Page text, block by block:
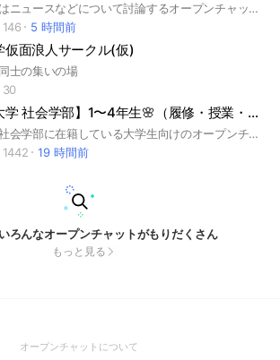
この部屋はニュースなどについて討論するオープンチャットです！ ～禁止事項～ ・即抜け ・メンバーに対する通報 ・その他「LINEオープンチャットの規約に違反する行為」 #オープンチャット#ライブトーク#ライト#話題#最新#雑談#政治#経済#政経#時事#世界#情勢#世界情勢#戦争#紛争#軍事#兵器#武器#災害#地震#津波#事件#未解決#考察#知識#教養#研究#勉強#学習#歴史#世界史#日本史#哲学#倫理学#論理#総選挙#衆院選#参院選#右派#左派#極右#極左#中庸#中道派#リベラル派#タカ派#ハト派#親米#反米#親露#反露#親中#反中#親韓#嫌韓#思想#愛国#憂国#革新#革命#議論#言論#国政#権威主義#専制主義#民主主義#自由民主主義#社会主義#共産主義#改憲#護憲#憲法改正#構造改革#財務省#増税#減税#円安#国防#自衛隊#核兵器#原発#領土問題#拉致被害者#副首都構想#多様性#同性婚#LGBTQ#コロナ#反ワク#陰謀論#チャットGPT#海外旅行#インボイス制度#投資#案件#宣伝#株#新NISA#政党#自民党#日本維新の会#国民民主党#中道改革連合#参政党#日本保守党#チームみらい#日本第一党#NHK党#幸福実現党#日本共産党#れいわ新選組#社民党#再生の道#中国共産党#民主党#共和党#MAGA#関税#環境問題#SDGs#カーボンニュートラル#CO2削減#天皇#皇室#宮家#神事#神道#宗教#仏教#イスラム#シーア派#スンニ派#キリスト#ユダヤ#シオニスト#シオニズム#ソビエト#ナチス#初心者#未成年#差別#技能実習制度#クルド人問題#裏金問題#経団連#日教組#幸福の科学#創価学会#統一教会#安倍晋三#菅義偉#麻生太郎#高市早苗#玉木雄一郎#野田佳彦#百田尚樹#安野貴博#ひろゆき#トランプ#プーチン#ゼレンスキー#エルドアン#ハメネイ師#ネタニヤフ#ヒトラー#レーニン#スターリン#北方領土#北方四島#尖閣諸島#竹島#台湾有事#中東情勢#パレスチナ紛争#ウクライナ紛争#シリア内戦#日本#台湾#ウイグル#チベット#中国#韓国#北朝鮮#USA#アメリカ#カナダ#イギリス#フランス#ドイツ#デンマーク#ロシア#トルコ#イラン#イラク#シリア#イエメン#サウジアラビア#イスラエル#グリーンランド#ベネズエラ#コロンビア#🌐#🇯🇵#🎌#ニコニコ#YouTube
146
5 時間前
仮面浪人サークル(仮)
士の集いの場
30
【法政大学 社会学部】1〜4年生🌸（履修・授業・サークル）｜CAPS
法政大学社会学部に在籍している大学生向けのオープンチャットです🥳 授業やサークル、ゼミなどの情報共有に是非是非ご活用ください🎉 #法政大学 #社会学部 #大学 #CAMPANION
1442
19 時間前
ろんなオープンチャットがもりだくさん
もっと見る
オープンチャットについて